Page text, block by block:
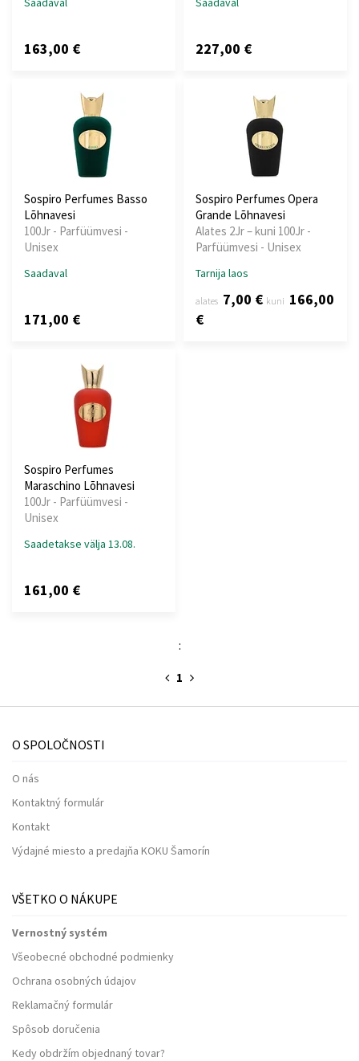
163,00 € 227,00 €
Sospiro Perfumes Basso
Lõhnavesi
100Jr - Parfüümvesi -
Unisex
Saadaval
171,00 €
Sospiro Perfumes Opera
Grande Lõhnavesi
Alates 2Jr – kuni 100Jr -
Parfüümvesi - Unisex
Tarnija laos
alates 7,00 € kuni 166,00
€
Sospiro Perfumes
Maraschino Lõhnavesi
100Jr - Parfüümvesi -
Unisex
Saadetakse välja 13.08.
161,00 €
:
1
O SPOLOČNOSTI
O nás
Kontaktný formulár
Kontakt
Výdajné miesto a predajňa KOKU Šamorín
VŠETKO O NÁKUPE
Vernostný systém
Všeobecné obchodné podmienky
Ochrana osobných údajov
Reklamačný formulár
Spôsob doručenia
Kedy obdržím objednaný tovar?